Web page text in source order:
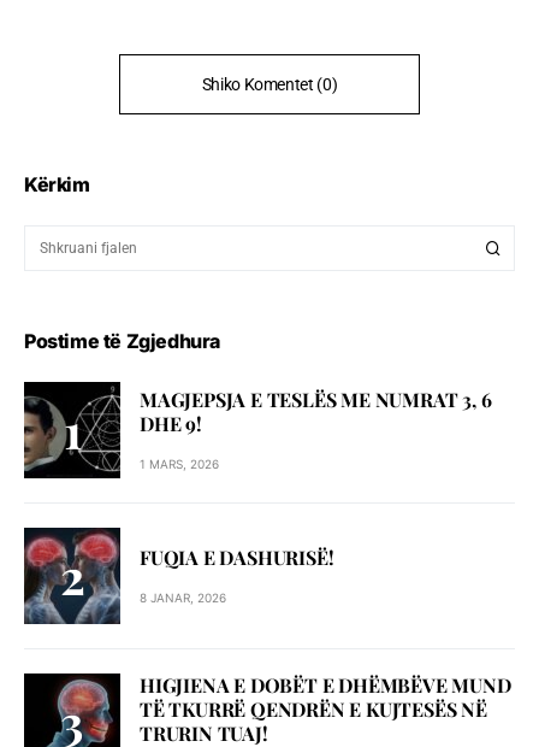
Shiko Komentet (0)
Kërkim
Postime të Zgjedhura
MAGJEPSJA E TESLËS ME NUMRAT 3, 6
DHE 9!
1 MARS, 2026
FUQIA E DASHURISË!
8 JANAR, 2026
HIGJIENA E DOBËT E DHËMBËVE MUND
TË TKURRË QENDRËN E KUJTESËS NË
TRURIN TUAJ!